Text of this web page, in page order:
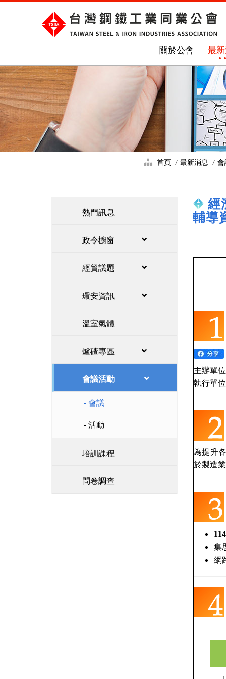
關於公會 最
首頁 最新消息 會
熱門訊息
政令櫥窗
經貿議題
環安資訊
溫室氣體
爐碴專區
會議活動
會議
活動
培訓課程
問卷調查
經
輔導
主辦單
執行單
為提升
於製造
114
集
網